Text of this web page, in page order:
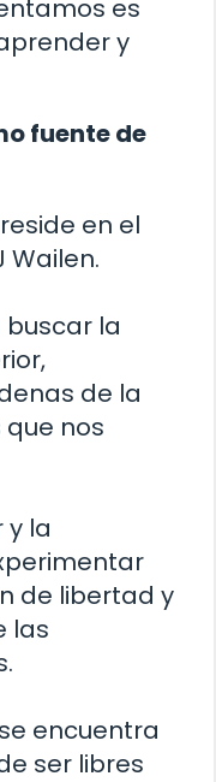
es
y
fuente de
en el
Wailen.
buscar la
de la
nos
y la
de libertad y
las
encuentra
ser libres